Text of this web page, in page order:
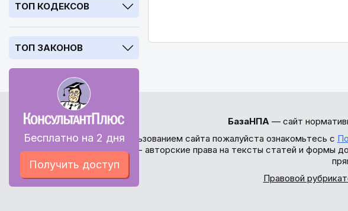
ТОП КОДЕКСОВ
ТОП ЗАКОНОВ
Бесплатно на 2 дня
Получить доступ
БазаНПА— сайт
Перед использованием сайта пожалуйста ознакомьтесь с
внимание - авторские права на тексты статей и формы
Правовой